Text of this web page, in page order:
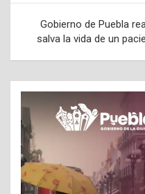
Gobierno de Puebla
salva la vida de un